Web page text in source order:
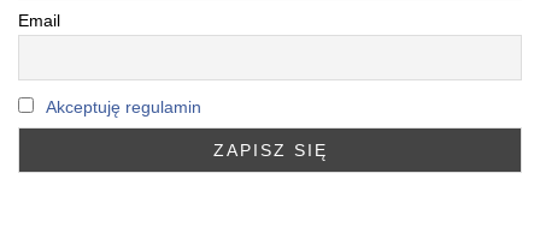
Email
Akceptuję regulamin